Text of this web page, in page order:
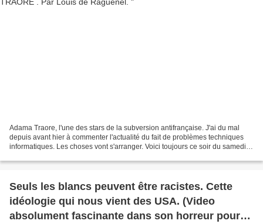
Adama Traore, l'une des stars de la subversion antifrançaise. J'ai du mal
depuis avant hier à commenter l'actualité du fait de problèmes techniques
informatiques. Les choses vont s'arranger. Voici toujours ce soir du samedi
Seuls les blancs peuvent être racistes. Cette
idéologie qui nous vient des USA. (Video
absolument fascinante dans son horreur pour